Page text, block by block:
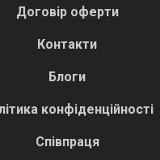
Договір оферти
Контакти
Блоги
конфіденційності
Співпраця